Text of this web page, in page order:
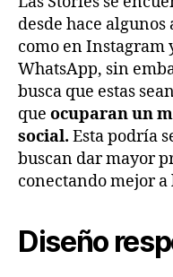
desde hace
como en Instagram
WhatsApp, sin
busca que estas
que ocuparan un
social. Esta podría
buscan dar mayor
conectando mejor a
Diseño